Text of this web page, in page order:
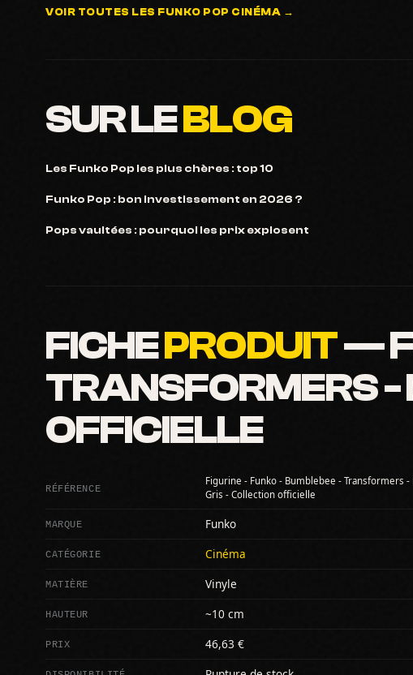
VOIR TOUTES LES FUNKO POP CINÉMA →
SUR LEBLOG
Les Funko Pop les plus chères : top 10
Funko Pop : bon investissement en 2026 ?
Pops vaultées : pourquoi les prix explosent
FICHEPRODUIT—
TRANSFORMERS -
OFFICIELLE
RÉFÉRENCE
Figurine - Funko - Bumblebee - Transformers -
Gris - Collection officielle
MARQUE Funko
CATÉGORIE Cinéma
MATIÈRE Vinyle
HAUTEUR ~10 cm
PRIX 46,63 €